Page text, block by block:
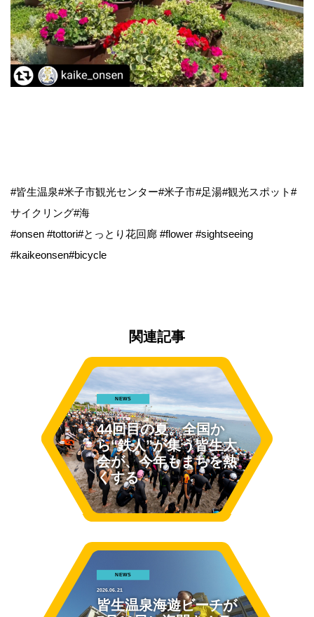
#皆生温泉#米子市観光センター#米子市#足湯#観光スポット#
サイクリング#海
#onsen #tottori#とっとり花回廊 #flower #sightseeing
#kaikeonsen#bicycle
関連記事
NEWS
2026.07.05
44回目の夏。全国か
ら“鉄人”が集う皆生大
会が、今年もまちを熱
くする
NEWS
2026.06.21
皆生温泉海遊ビーチが